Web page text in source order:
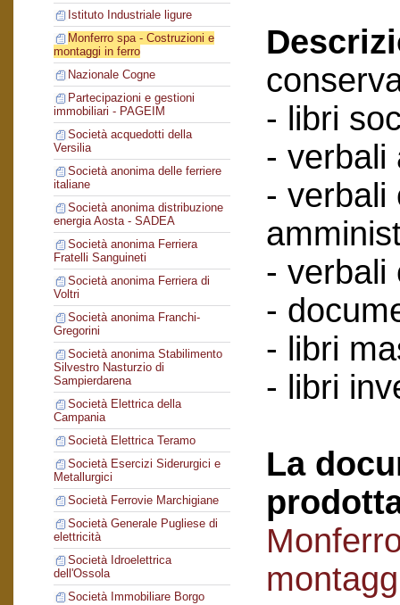
Istituto Industriale ligure
Monferro spa - Costruzioni e
montaggi in ferro
Nazionale Cogne
Partecipazioni e gestioni
immobiliari - PAGEIM
Società acquedotti della
Versilia
Società anonima delle ferriere
italiane
Società anonima distribuzione
energia Aosta - SADEA
Società anonima Ferriera
Fratelli Sanguineti
Società anonima Ferriera di
Voltri
Società anonima Franchi-
Gregorini
Società anonima Stabilimento
Silvestro Nasturzio di
Sampierdarena
Società Elettrica della
Campania
Società Elettrica Teramo
Società Esercizi Siderurgici e
Metallurgici
Società Ferrovie Marchigiane
Società Generale Pugliese di
elettricità
Società Idroelettrica
dell'Ossola
Società Immobiliare Borgo
- libri
- verbali
- verbali
- verbali
-
- libri
- libri
La